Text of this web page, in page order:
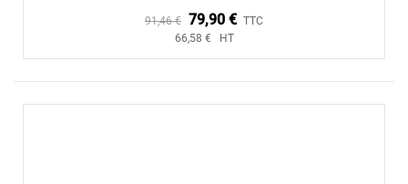
91,46 € 79,90 € TTC
66,58 € HT